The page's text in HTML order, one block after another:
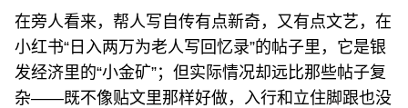
在旁人看来，帮人写自传有点新奇，又有点文艺，在
小红书“日入两万为老人写回忆录”的帖子里，它是银
发经济里的“小金矿”；但实际情况却远比那些帖子复
杂——既不像贴文里那样好做，入行和立住脚跟也没